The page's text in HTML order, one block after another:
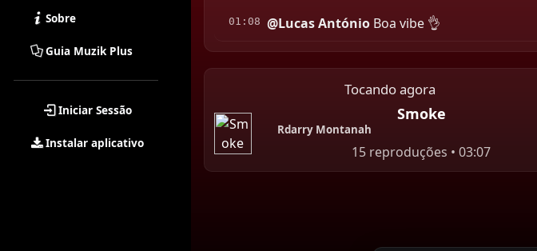
Sobre
Guia Muzik Plus
Iniciar Sessão
Instalar aplicativo
01:08 @Lucas António Boa vibe 👌
Tocando agora
Smoke
Rdarry Montanah
15 reproduções • 03:07